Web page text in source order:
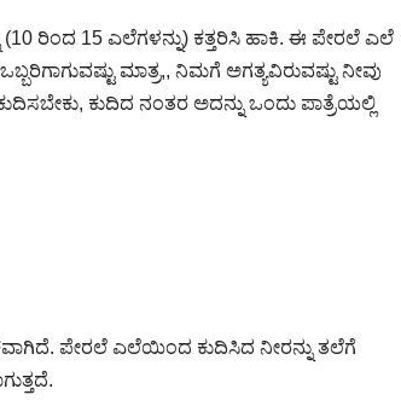
ರಿಂದ 15 ಎಲೆಗಳನ್ನು) ಕತ್ತರಿಸಿ ಹಾಕಿ. ಈ ಪೇರಲೆ ಎಲೆ
ಮಾತ್ರ,, ನಿಮಗೆ ಅಗತ್ಯವಿರುವಷ್ಟು ನೀವು
ಕುದಿದ ನಂತರ ಅದನ್ನು ಒಂದು ಪಾತ್ರೆಯಲ್ಲಿ
ಪೇರಲೆ ಎಲೆಯಿಂದ ಕುದಿಸಿದ ನೀರನ್ನು ತಲೆಗೆ